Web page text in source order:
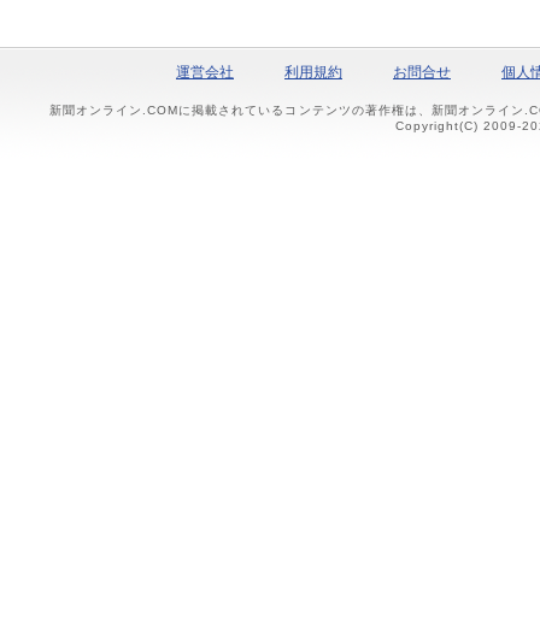
運営会社 利用規約 お問合せ 個人
新聞オンライン.COMに掲載されているコンテンツの著作権は、新聞オンライン
Copyright(C) 2009-